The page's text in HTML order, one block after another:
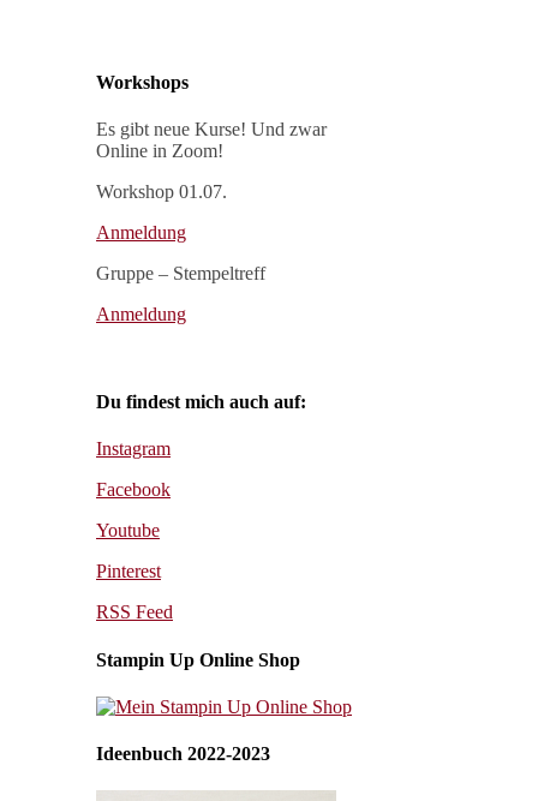
Workshops
Es gibt neue Kurse! Und zwar
Online in Zoom!
Workshop 01.07.
Anmeldung
Gruppe – Stempeltreff
Anmeldung
Du findest mich auch auf:
Instagram
Facebook
Youtube
Pinterest
RSS Feed
Stampin Up Online Shop
Ideenbuch 2022-2023